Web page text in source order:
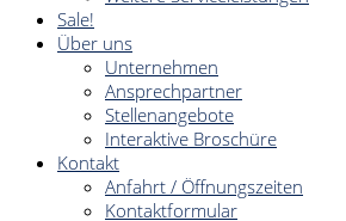
Sale!
Über uns
Unternehmen
Ansprechpartner
Stellenangebote
Interaktive Broschüre
Kontakt
Anfahrt / Öffnungszeiten
Kontaktformular